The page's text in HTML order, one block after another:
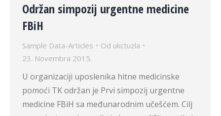
Održan simpozij urgentne medicine
FBiH
Sample Data-Articles Od ukctuzla
23. Novembra 2015.
U organizaciji uposlenika hitne medicinske
pomoći TK održan je Prvi simpozij urgentne
medicine FBiH sa međunarodnim učešćem. Cilj